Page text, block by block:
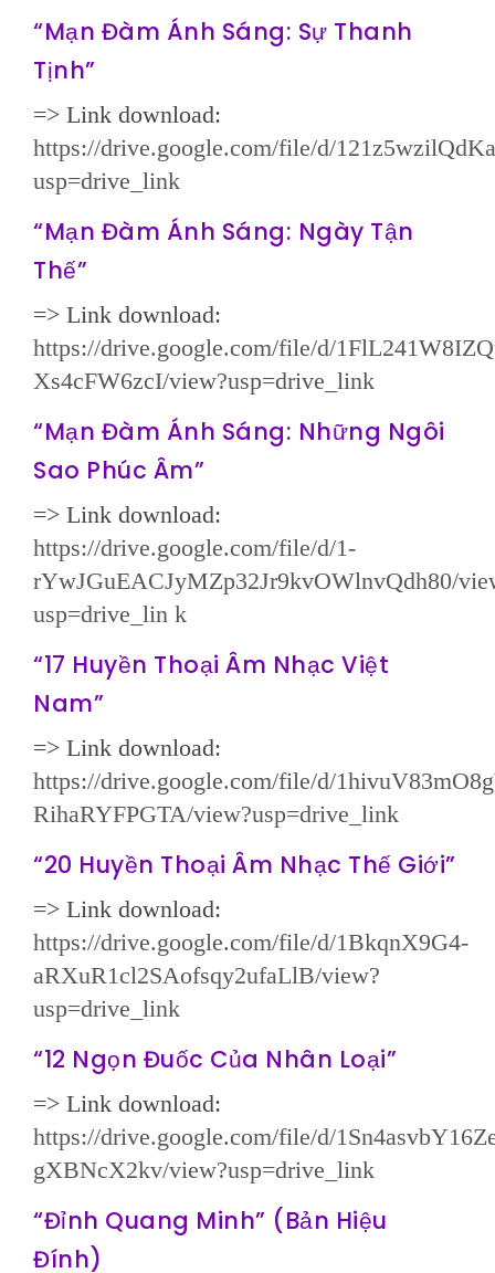
“Mạn Đàm Ánh Sáng: Sự Thanh
Tịnh”
=> Link download:
https://drive.google.com/file/d/
usp=drive_link
“Mạn Đàm Ánh Sáng: Ngày Tận
Thế”
=> Link download:
https://drive.google.com/file/d/
Xs4cFW6zcI/view?usp=drive_link
“Mạn Đàm Ánh Sáng: Những Ngôi
Sao Phúc Âm”
=> Link download:
https://drive.google.com/file/d/1-
rYwJGuEACJyMZp32Jr9kvOWlnvQdh80/
usp=drive_lin k
“17 Huyền Thoại Âm Nhạc Việt
Nam”
=> Link download:
https://drive.google.com/file/d/
RihaRYFPGTA/view?usp=drive_link
“20 Huyền Thoại Âm Nhạc Thế Giới”
=> Link download:
https://drive.google.com/file/d/1BkqnX9G4-
aRXuR1cl2SAofsqy2ufaLlB/view?
usp=drive_link
“12 Ngọn Đuốc Của Nhân Loại”
=> Link download:
https://drive.google.com/file/d/
gXBNcX2kv/view?usp=drive_link
“Đỉnh Quang Minh” (Bản Hiệu
Đính)